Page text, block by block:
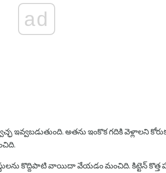
ad
ఇవ్వబడుతుంది. అతను ఇంకొక గదికి వెళ్లాలని
కొద్దిపాటి వాయిదా వేయడం మంచిది. కిట్టెన్ కొత్త